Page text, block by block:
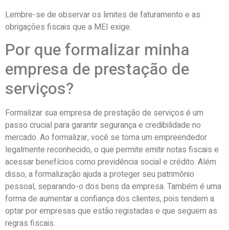
Lembre-se de observar os limites de faturamento e as
obrigações fiscais que a MEI exige.
Por que formalizar minha
empresa de prestação de
serviços?
Formalizar sua empresa de prestação de serviços é um
passo crucial para garantir segurança e credibilidade no
mercado. Ao formalizar, você se torna um empreendedor
legalmente reconhecido, o que permite emitir notas fiscais e
acessar benefícios como previdência social e crédito. Além
disso, a formalização ajuda a proteger seu patrimônio
pessoal, separando-o dos bens da empresa. Também é uma
forma de aumentar a confiança dos clientes, pois tendem a
optar por empresas que estão registadas e que seguem as
regras fiscais.